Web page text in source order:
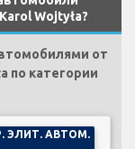
Wojtyła?
от
по категории
ЭЛИТ. АВТОМ.